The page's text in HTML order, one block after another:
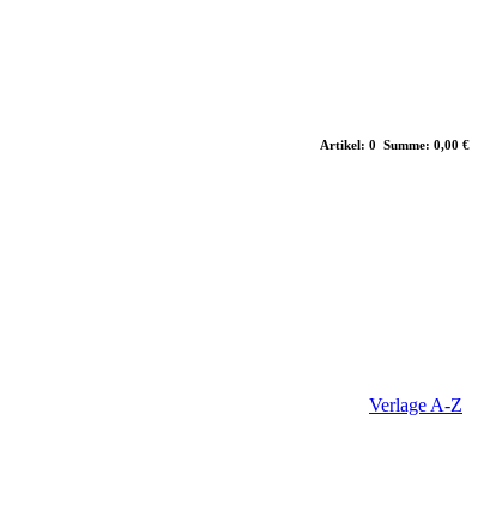
Artikel: 0 Summe: 0,00 €
Verlage A-Z